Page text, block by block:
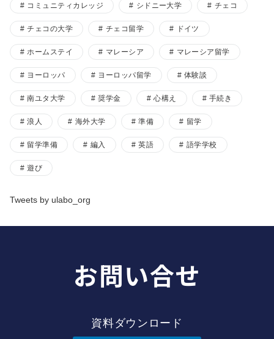
コミュニティカレッジ シドニー大学 チェコ
チェコの大学 チェコ留学 ドイツ
ホームステイ マレーシア マレーシア留学
ヨーロッパ ヨーロッパ留学 体験談
南ユタ大学 奨学金 心構え 手続き
浪人 海外大学 準備 留学
留学準備 編入 英語 語学学校
遊び
Tweets by ulabo_org
お問い合せ
資料ダウンロード